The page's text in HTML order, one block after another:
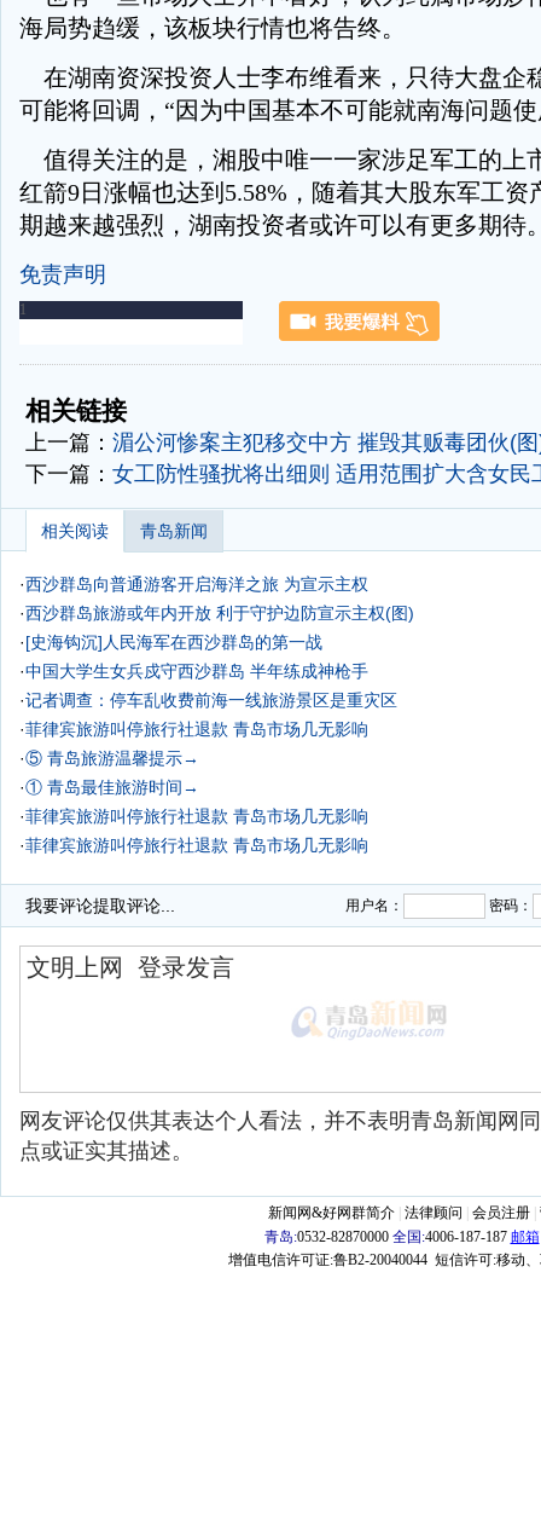
海局势趋缓，该板块行情也将告终。
在湖南资深投资人士李布维看来，只待大盘企
可能将回调，“因为中国基本不可能就南海问题
值得关注的是，湘股中唯一一家涉足军工的
红箭9日涨幅也达到5.58%，随着其大股东军工资
期越来越强烈，湖南投资者或许可以有更多期待
免责声明
-
相关链接
上一篇： 湄公河惨案主犯移交中方 摧毁其贩毒团伙(
下一篇： 女工防性骚扰将出细则 适用范围扩大含女民
相关阅读 青岛新闻
·西沙群岛向普通游客开启海洋之旅 为宣示主权
·西沙群岛旅游或年内开放 利于守护边防宣示主权(图)
·[史海钩沉]人民海军在西沙群岛的第一战
·中国大学生女兵戍守西沙群岛 半年练成神枪手
·记者调查：停车乱收费前海一线旅游景区是重灾区
·菲律宾旅游叫停旅行社退款 青岛市场几无影响
·⑤ 青岛旅游温馨提示→
·① 青岛最佳旅游时间→
·菲律宾旅游叫停旅行社退款 青岛市场几无影响
·菲律宾旅游叫停旅行社退款 青岛市场几无影响
我要评论提取评论... 用户名： 密码：
网友评论仅供其表达个人看法，并不表明青岛新闻网
点或证实其描述。